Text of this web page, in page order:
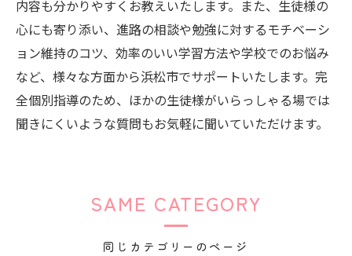
内容も分かりやすくお教えいたします。また、生徒様の
心にも寄り添い、進路の相談や勉強に対するモチベーシ
ョン維持のコツ、効率のいい学習方法や学校でのお悩み
など、様々な方面から浜松市でサポートいたします。完
全個別指導のため、ほかの生徒様がいらっしゃる場では
聞きにくいような質問もお気軽に聞いていただけます。
同じカテゴリーのページ
SAME CATEGORY